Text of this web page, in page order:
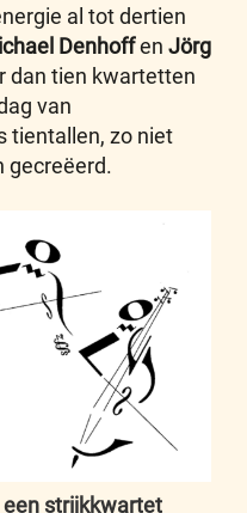
al tot dertien
Denhoffen Jörg
dan tien kwartetten
van
tientallen, zo niet
gecreëerd.
strijkkwartet